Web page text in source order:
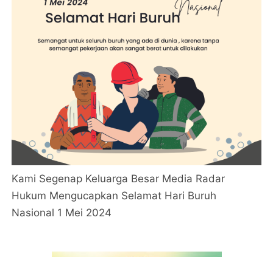
Kami Segenap Keluarga Besar Media Radar
Hukum Mengucapkan Selamat Hari Buruh
Nasional 1 Mei 2024